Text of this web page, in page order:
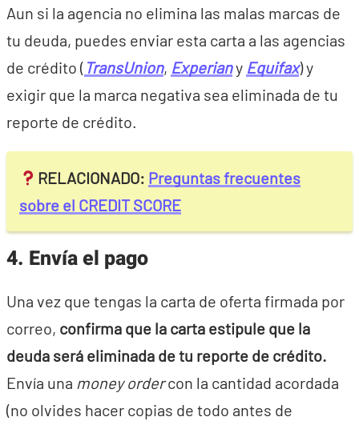
Aun si la agencia no elimina las malas marcas de
tu deuda, puedes enviar esta carta a las agencias
de crédito ( TransUnion, Experiany Equifax) y
exigir que la marca negativa sea eliminada de tu
reporte de crédito.
RELACIONADO: Preguntas frecuentes
sobre el CREDIT SCORE
4. Envía el pago
Una vez que tengas la carta de oferta firmada por
correo, confirma que la carta estipule que la
deuda será eliminada de tu reporte de crédito.
Envía una money ordercon la cantidad acordada
(no olvides hacer copias de todo antes de